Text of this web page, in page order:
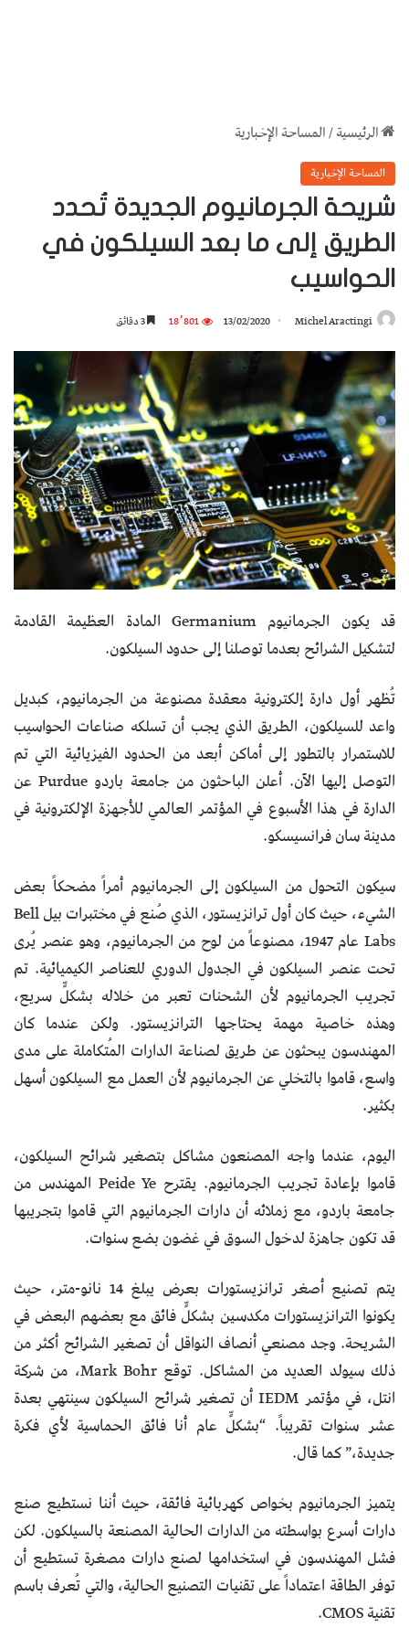
الرئيسية/المساحة الإخبارية
المساحة الإخبارية
شريحة الجرمانيوم الجديدة تُحدد
الطريق إلى ما بعد السيلكون في
الحواسيب
Michel Aractingi
13/02/2020 18٬801
قد يكون الجرمانيوم Germanium المادة العظيمة القادمة
لتشكيل الشرائح بعدما توصلنا إلى حدود السيلكون.
تُظهر أول دارة إلكترونية معقدة مصنوعة من الجرمانيوم، كبديل
واعد للسيلكون، الطريق الذي يجب أن تسلكه صناعات الحواسيب
للاستمرار بالتطور إلى أماكن أبعد من الحدود الفيزيائية التي تم
التوصل إليها الآن. أعلن الباحثون من جامعة باردو Purdue عن
الدارة في هذا الأسبوع في المؤتمر العالمي للأجهزة الإلكترونية في
مدينة سان فرانسيسكو.
سيكون التحول من السيلكون إلى الجرمانيوم أمراً مضحكاً بعض
الشيء، حيث كان أول ترانزيستور، الذي صُنع في مختبرات بيل Bell
Labs عام 1947، مصنوعاً من لوح من الجرمانيوم، وهو عنصر يُرى
تحت عنصر السيلكون في الجدول الدوري للعناصر الكيميائية. تم
تجريب الجرمانيوم لأن الشحنات تعبر من خلاله بشكلٍّ سريع،
وهذه خاصية مهمة يحتاجها الترانزيستور. ولكن عندما كان
المهندسون يبحثون عن طريق لصناعة الدارات المُتكاملة على مدى
واسع، قاموا بالتخلي عن الجرمانيوم لأن العمل مع السيلكون أسهل
بكثير.
اليوم، عندما واجه المصنعون مشاكل بتصغير شرائح السيلكون،
قاموا بإعادة تجريب الجرمانيوم. يقترح Peide Ye المهندس من
جامعة باردو، مع زملائه أن دارات الجرمانيوم التي قاموا بتجريبها
قد تكون جاهزة لدخول السوق في غضون بضع سنوات.
يتم تصنيع أصغر ترانزيستورات بعرض يبلغ 14 نانو-متر، حيث
يكونوا الترانزيستورات مكدسين بشكلٍّ فائق مع بعضهم البعض في
الشريحة. وجد مصنعي أنصاف النواقل أن تصغير الشرائح أكثر من
ذلك سيولد العديد من المشاكل. توقع Mark Bohr، من شركة
انتل، في مؤتمر IEDM أن تصغير شرائح السيلكون سينتهي بعدة
عشر سنوات تقريباً. “بشكلٍّ عام أنا فائق الحماسية لأي فكرة
جديدة،” كما قال.
يتميز الجرمانيوم بخواص كهربائية فائقة، حيث أننا نستطيع صنع
دارات أسرع بواسطته من الدارات الحالية المصنعة بالسيلكون. لكن
فشل المهندسون في استخدامها لصنع دارات مصغرة تستطيع أن
توفر الطاقة اعتماداً على تقنيات التصنيع الحالية، والتي تُعرف باسم
تقنية CMOS.